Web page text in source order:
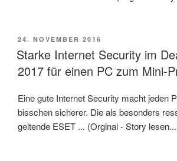
VERÖFFENTLICHT
AM
24. NOVEMBER 2016
Starke Internet Security im
2017 für einen PC zum Mini-
Eine gute Internet Security macht jeden
bisschen sicherer. Die als besonders
geltende ESET ... (Orginal - Story